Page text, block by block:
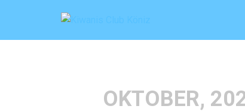
springen
OKTOBER,